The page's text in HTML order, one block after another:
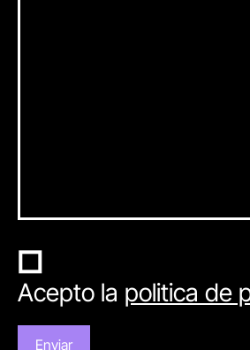
Acepto la politica de